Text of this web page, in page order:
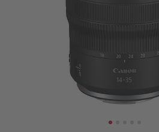
PŘÍSLUŠENSTVÍ